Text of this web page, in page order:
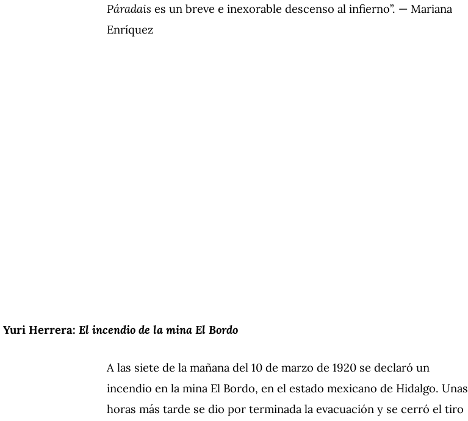
Páradais es un breve e inexorable descenso al infierno”. — Mariana
Enríquez
Yuri Herrera: El incendio de la mina El Bordo
A las siete de la mañana del 10 de marzo de 1920 se declaró un
incendio en la mina El Bordo, en el estado mexicano de Hidalgo. Unas
horas más tarde se dio por terminada la evacuación y se cerró el tiro